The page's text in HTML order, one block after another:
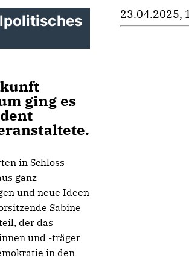
ging es
in Schloss
ganz
und neue Ideen
Sabine
der das
und -träger
in den
23.04.2025,